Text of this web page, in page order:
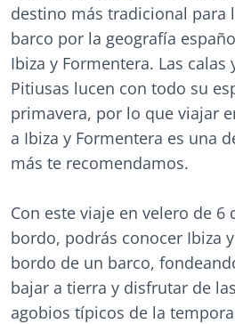
destino más tradicional para
barco por la geografía
Ibiza y Formentera. Las calas
Pitiusas lucen con todo su
primavera, por lo que viajar
a Ibiza y Formentera es una
más te recomendamos.
Con este viaje en velero de 6
bordo, podrás conocer Ibiza
bordo de un barco,
bajar a tierra y disfrutar de
agobios típicos de la